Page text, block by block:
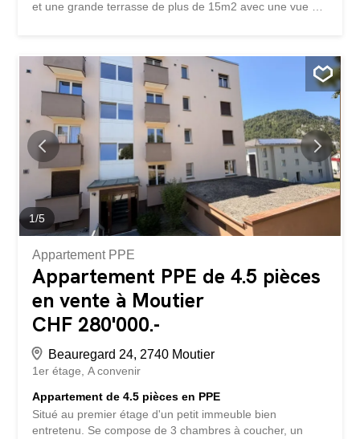
et une grande terrasse de plus de 15m2 avec une vue à
un réduit extérieur et un garage complètent cette belle
opportunité. A visiter sans tarder.
1/5
Appartement PPE
Appartement PPE de 4.5 pièces
en vente à Moutier
CHF 280'000.-
Beauregard 24, 2740 Moutier
1er étage A convenir
Appartement de 4.5 pièces en PPE
Situé au premier étage d'un petit immeuble bien
entretenu. Se compose de 3 chambres à coucher, un